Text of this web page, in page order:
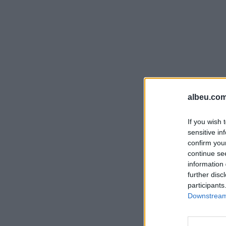
If you wish
sensitive
confirm
continue
information
further